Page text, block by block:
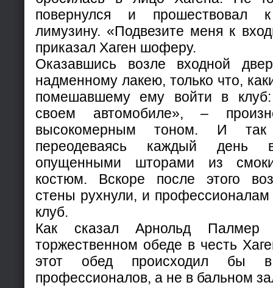
повернулся и прошествовал
лимузину. «Подвезите меня к
приказал Хаген шоферу.
Оказавшись возле входной
надменному лакею, только что,
помешавшему ему войти в
своем автомобиле», –
высокомерным тоном. И
переодеваясь каждый день
опущенными шторами из
костюм. Вскоре после этого
стены рухнули, и
клуб.
Как сказал Арнольд
торжественном обеде в честь
этот обед происходил бы
профессионалов, а не в бальном